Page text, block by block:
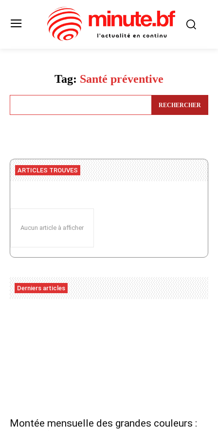
Tag: Santé préventive
RECHERCHER
ARTICLES TROUVES
Aucun article à afficher
Derniers articles
Montée mensuelle des grandes couleurs :